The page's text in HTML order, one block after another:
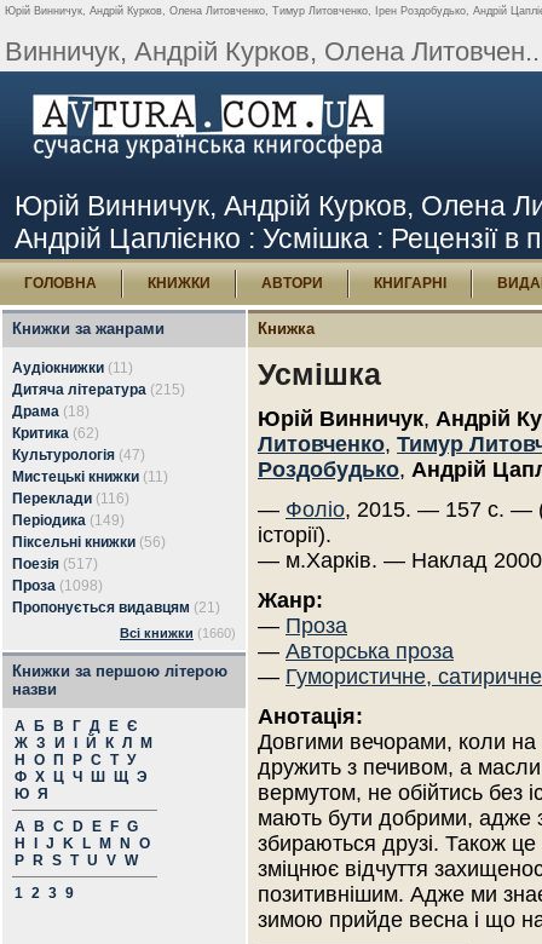
Юрій Винничук, Андрій Курков, Олена Литовченко, Тимур Литовченко, Ірен Роздобудько, Андрій
Винничук, Андрій Курков, Олена
Юрій Винничук, Андрій Курков, Олена
Андрій Цаплієнко : Усмішка : Рецензії в
ГОЛОВНА КНИЖКИ АВТОРИ КНИГАРНІ
Книжки за жанрами
Аудіокнижки (11)
Дитяча література (215)
Драма (18)
Критика (62)
Культурологія (47)
Мистецькі книжки (11)
Переклади (116)
Періодика (149)
Піксельні книжки (56)
Поезія (517)
Проза (1098)
Пропонується видавцям (21)
Всі книжки (1660)
Книжки за першою літерою
назви
А Б В Г Д Е Є
Ж З И Й К Л
М
Н
О П Р С Т У
Ф Х Ц Ч Ш Щ Э
Ю Я
A
B C D E F G
H
J K L M N
O
P
R S T U V W
1 2 3 9
Книжка
Усмішка
Юрій Винничук, Андрій
Литовченко, Тимур
Роздобудько, Андрій
— Фоліо, 2015. — 157 с. —
історії).
— м.Харків. — Наклад
Жанр:
— Проза
— Авторська проза
— Гумористичне, сатиричне
Анотація:
Довгими вечорами, коли на
дружить з печивом, а
вермутом, не обійтись без
мають бути добрими, адже
збираються друзі. Також це
зміцнює відчуття
позитивнішим. Адже ми
зимою прийде весна і що